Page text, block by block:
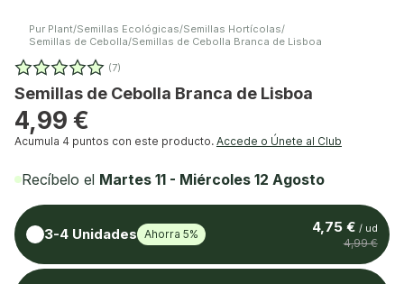
Pur Plant/Semillas Ecológicas/Semillas Hortícolas/
Semillas de Cebolla/Semillas de Cebolla Branca de Lisboa
(7)
Semillas de Cebolla Branca de Lisboa
4,99 €
Acumula 4 puntos con este producto. Accede o Únete al Club
Recíbelo el Martes 11 - Miércoles 12 Agosto
3-4 Unidades Ahorra 5% 4,75 € / ud
4,99 €